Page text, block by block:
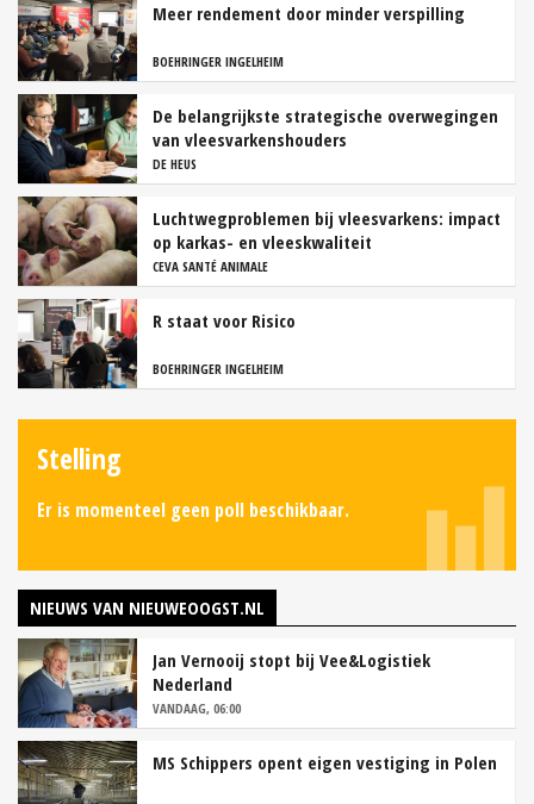
Meer rendement door minder verspilling
BOEHRINGER INGELHEIM
De belangrijkste strategische overwegingen
van vleesvarkenshouders
DE HEUS
Luchtwegproblemen bij vleesvarkens: impact
op karkas- en vleeskwaliteit
CEVA SANTÉ ANIMALE
R staat voor Risico
BOEHRINGER INGELHEIM
Stelling
Er is momenteel geen poll beschikbaar.
NIEUWS VAN NIEUWEOOGST.NL
Jan Vernooij stopt bij Vee&Logistiek
Nederland
VANDAAG, 06:00
MS Schippers opent eigen vestiging in Polen